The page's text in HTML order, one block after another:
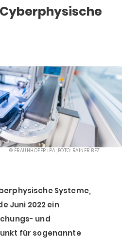
© FRAUNHOFER IPA; FOTO: RAINER BEZ
Systeme,
Juni 2022 ein
und
für sogenannte